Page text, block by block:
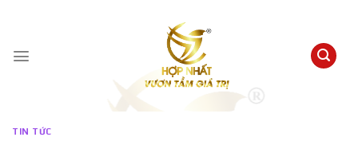
content
TIN TỨC